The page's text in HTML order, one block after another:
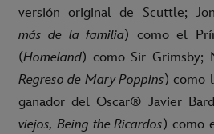
versión original de Scuttle;
más de la familia) como el
(Homeland) como Sir Grimsby;
Regreso de Mary Poppins) como
ganador del Oscar® Javier
viejos, Being the Ricardos) como